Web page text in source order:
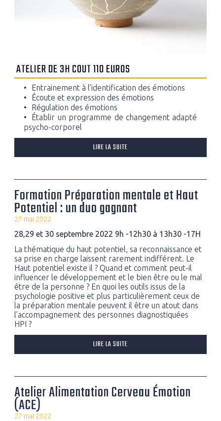
ATELIER DE 3H COUT 110 EUROS
Entrainement à l’identification des émotions
Écoute et expression des émotions
Régulation des émotions
Établir un programme de changement adapté
psycho-corporel
LIRE LA SUITE
Formation Préparation mentale et Haut
Potentiel : un duo gagnant
27 mai 2022
28,29 et 30 septembre 2022 9h -12h30 à 13h30 -17H
La thématique du haut potentiel, sa reconnaissance et
sa prise en charge laissent rarement indifférent. Le
Haut potentiel existe il ? Quand et comment peut-il
influencer le développement et le bien être ou le mal
être de la personne ? En quoi les outils issus de la
psychologie positive et plus particulièrement ceux de
la préparation mentale peuvent il être un atout dans
l’accompagnement des personnes diagnostiquées
HPI ?
LIRE LA SUITE
Atelier Alimentation Cerveau Émotion
(ACE)
27 mai 2022